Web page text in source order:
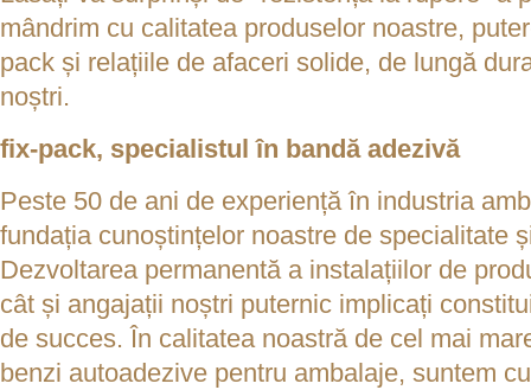
mândrim cu calitatea produselor noastre,
pack și relațiile de afaceri solide, de lungă
noștri.
fix-pack, specialistul în bandă adezivă
Peste 50 de ani de experiență în industria
fundația cunoștințelor noastre de specialitate
Dezvoltarea permanentă a instalațiilor de
cât și angajații noștri puternic implicați
de succes. În calitatea noastră de cel mai
benzi autoadezive pentru ambalaje, suntem